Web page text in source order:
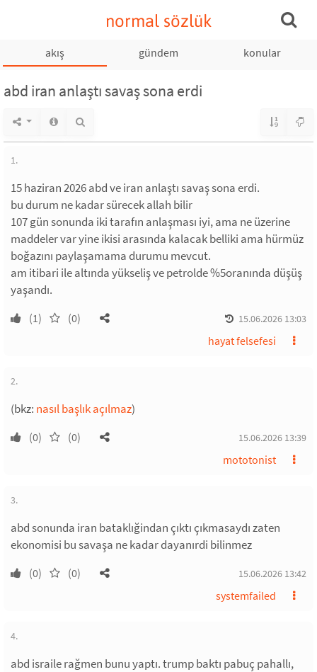
normal sözlük
akış gündem konular
abd iran anlaştı savaş sona erdi
1.
15 haziran 2026 abd ve iran anlaştı savaş sona erdi.
bu durum ne kadar sürecek allah bilir
107 gün sonunda iki tarafın anlaşması iyi, ama ne üzerine
maddeler var yine ikisi arasında kalacak belliki ama hürmüz
boğazını paylaşamama durumu mevcut.
am itibari ile altında yükseliş ve petrolde %5oranında düşüş
yaşandı.
(1) (0) 15.06.2026 13:03
hayat felsefesi
2.
(bkz: nasıl başlık açılmaz)
(0) (0) 15.06.2026 13:39
mototonist
3.
abd sonunda iran bataklığindan çıktı çıkmasaydı zaten
ekonomisi bu savaşa ne kadar dayanırdi bilinmez
(0) (0) 15.06.2026 13:42
systemfailed
4.
abd israile rağmen bunu yaptı. trump baktı pabuç pahallı,